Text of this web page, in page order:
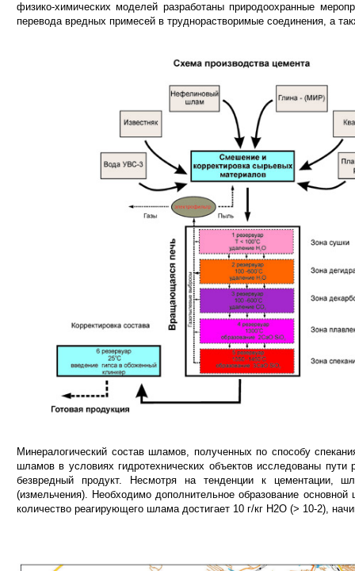
физико-химических моделей разработаны природоохранные
перевода вредных примесей в труднорастворимые соединения, а
Минералогический состав шламов, полученных по способу
шламов в условиях гидротехнических объектов исследованы пути
безвредный продукт. Несмотря на тенденции к цементации,
(измельчения). Необходимо дополнительное образование
количество реагирующего шлама достигает 10 г/кг H2O (> 10-2),